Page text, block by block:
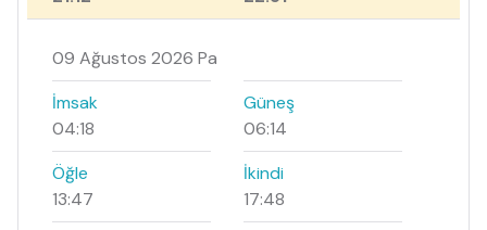
09 Ağustos 2026 Pa
İmsak
04:18
Güneş
06:14
Öğle
13:47
İkindi
17:48